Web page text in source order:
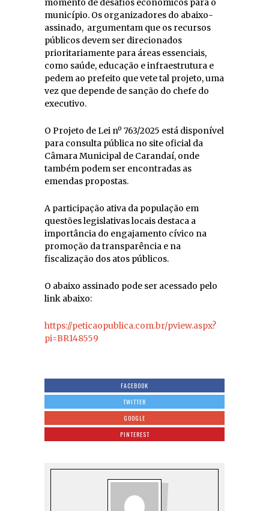
município. Os organizadores do abaixo-
assinado, argumentam que os recursos
públicos devem ser direcionados
prioritariamente para áreas essenciais,
como saúde, educação e infraestrutura e
pedem ao prefeito que vete tal projeto, uma
vez que depende de sanção do chefe do
executivo.
O Projeto de Lei nº 763/2025 está disponível
para consulta pública no site oficial da
Câmara Municipal de Carandaí, onde
também podem ser encontradas as
emendas propostas.
A participação ativa da população em
questões legislativas locais destaca a
importância do engajamento cívico na
promoção da transparência e na
fiscalização dos atos públicos.
O abaixo assinado pode ser acessado pelo
link abaixo:
https://peticaopublica.com.br/pview.aspx?
pi=BR148559
FACEBOOK
TWITTER
GOOGLE
PINTEREST